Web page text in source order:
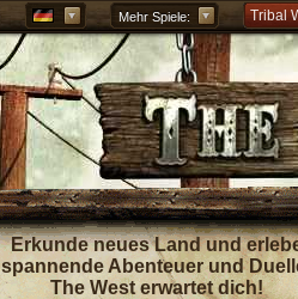
Mehr Spiele: Tribal
Forge
Erkunde neues Land und
spannende Abenteuer und
The West erwartet dich!